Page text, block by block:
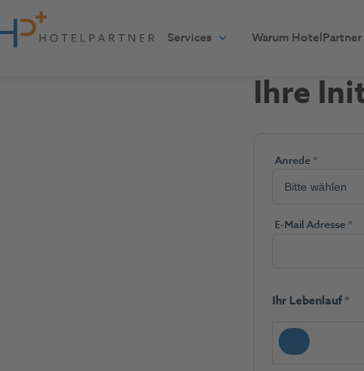
Zum Inhalt springen
Services
Warum HotelPartner
Ihre
Anrede(Pflichtfeld)
*
E-Mail Adresse*
Ihr Lebenlauf*